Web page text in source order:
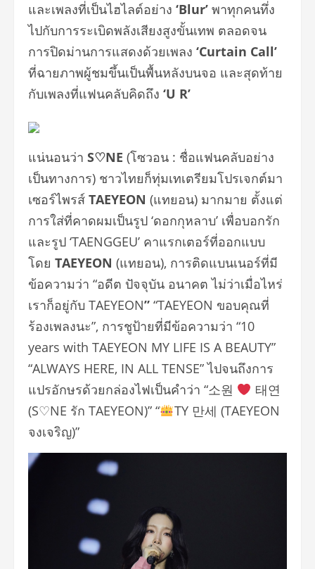
และเพลงที่เป็นไฮไลต์อย่าง ‘Blur’ พาทุกคนทึ่ง
ไปกับการระเบิดพลังเสียงสูงขั้นเทพ ตลอดจน
การปิดม่านการแสดงด้วยเพลง ‘Curtain Call’
ที่ฉายภาพผู้ชมขึ้นเป็นพื้นหลังบนจอ และสุดท้าย
กับเพลงที่แฟนคลับคิดถึง ‘U R’
แน่นอนว่า S♡NE (โซวอน : ชื่อแฟนคลับอย่าง
เป็นทางการ) ชาวไทยก็ทุ่มเทเตรียมโปรเจกต์มา
เซอร์ไพรส์ TAEYEON (แทยอน) มากมาย ตั้งแต่
การใส่ที่คาดผมเป็นรูป ‘ดอกกุหลาบ’ เพื่อบอกรัก
และรูป ‘TAENGGEU’ คาแรกเตอร์ที่ออกแบบ
โดย TAEYEON (แทยอน), การติดแบนเนอร์ที่มี
ข้อความว่า “อดีต ปัจจุบัน อนาคต ไม่ว่าเมื่อไหร่
เราก็อยู่กับ TAEYEON” “TAEYEON ขอบคุณที่
ร้องเพลงนะ”, การชูป้ายที่มีข้อความว่า “10
years with TAEYEON MY LIFE IS A BEAUTY”
“ALWAYS HERE, IN ALL TENSE” ไปจนถึงการ
แปรอักษรด้วยกล่องไฟเป็นคำว่า “소원
태연
(S♡NE รัก TAEYEON)” “
TY 만세 (TAEYEON
จงเจริญ)”